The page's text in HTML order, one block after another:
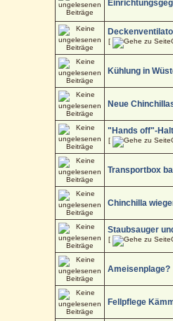
[
Kühlung in
Neue
"Hands off"-
[
Transportbox
Chinchilla
Staubsauger
[
Ameisenplage?
Fellpflege